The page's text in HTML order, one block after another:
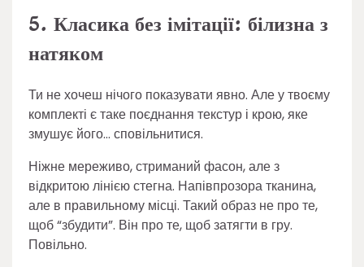
5. Класика без імітації: білизна з
натяком
Ти не хочеш нічого показувати явно. Але у твоєму
комплекті є таке поєднання текстур і крою, яке
змушує його… сповільнитися.
Ніжне мереживо, стриманий фасон, але з
відкритою лінією стегна. Напівпрозора тканина,
але в правильному місці. Такий образ не про те,
щоб “збудити”. Він про те, щоб затягти в гру.
Повільно.